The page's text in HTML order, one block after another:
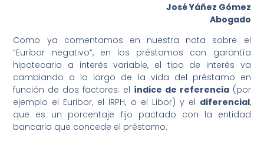
José Yáñez Gómez
Abogado
Como ya comentamos en nuestra nota sobre el
“Euribor negativo”, en los préstamos con garantía
hipotecaria a interés variable, el tipo de interés va
cambiando a lo largo de la vida del préstamo en
función de dos factores: el índice de referencia(por
ejemplo el Euribor, el IRPH, o el Libor) y el diferencial,
que es un porcentaje fijo pactado con la entidad
bancaria que concede el préstamo.